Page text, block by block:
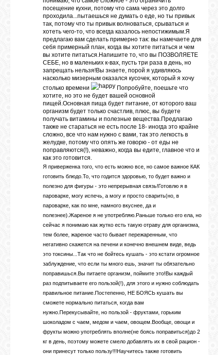
посещение кухни, потому что сама через это долго
проходила...пытаешься не думать о еде, но ты привык
так, потому что ты привык волноваться, срываться и
хотеть чего-то, что всегда казалось непостижимым.Я
предлагаю вам сделать примерно так: вы намечаете для
себя примерный план, когда вы хотите питаться и чем
вы хотите питаться.Напишите то, что вы ПОЗВОЛЯЕТЕ
СЕБЕ, но в маленьких к-вах, пусть три раза в день, но
запрещать нельзя!Вы знаете, порой я удивляюсь
насколько мизерным оказался кусочек, который я хочу
столько времени
Попробуйте, поешьте что
хотите, но это не будет вашей основной
пищей.Основная пища будет питание, от которого ваш
организм будет только счастлив, плюс, вы будете
получать витамины и полезные вещества.Предлагаю
также не стараться не есть после 18- иногда это крайне
сложно, все что нам нужно с вами, так это легкость в
желудке, потому что опять же говорю - от еды не
поправляются(!), неважно, когда вы едите, главное что и
как это готовится.
Я приверженка того, что есть можно все, но самое важное КАК
готовить блюдо.То, что годится здоровью, то будет важно и
полезно для фигуры - это непрерывная связь!Готовлю я в
пароварке, могу испечь, а могу и просто сварить(но, в
пароварке, как по мне, намного вкуснее, да и
полезнее).Жареное я не употребляю.Раньше только его ела, но
сейчас я понимаю как жутко есть такую отраву для организма,
тем более, жареное часто бывает пережаренным, что
негативно скажется на печени и конечно внешнем виде, ведь
это токсины...Так что не бойтесь кушать - это кстати огромное
заблуждение, что если ты много ешь, значит ты обязательно
поправишься.Вы питаете организм, поймите это!Вы каждый
раз подпитываете его пользой(!), для этого и нужно соблюдать
правильное питание.Постепенно, НЕ БОЯСЬ кушать вы
сможете нормально питаться, когда вам
нужно.Перекусывайте, но пользой - фруктами, горьким
шоколадом с чаем, медом и чаем, овощем.Вообще, овощи и
фрукты можно употреблять вполне(не боясь поправиться)до 2
кг в день, поэтому можете смело добавлять их в свой рацион -
они принесут только пользу!!!Научитесь также готовить